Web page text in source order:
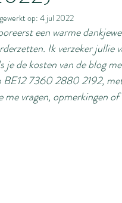
Gastblog Opvoeding
Homesteading
op:4 jul 2022
een warme
Ik verzeker jullie
je de kosten van de blog
BE12 7360 2880 2192,
me vragen, opmerkingen